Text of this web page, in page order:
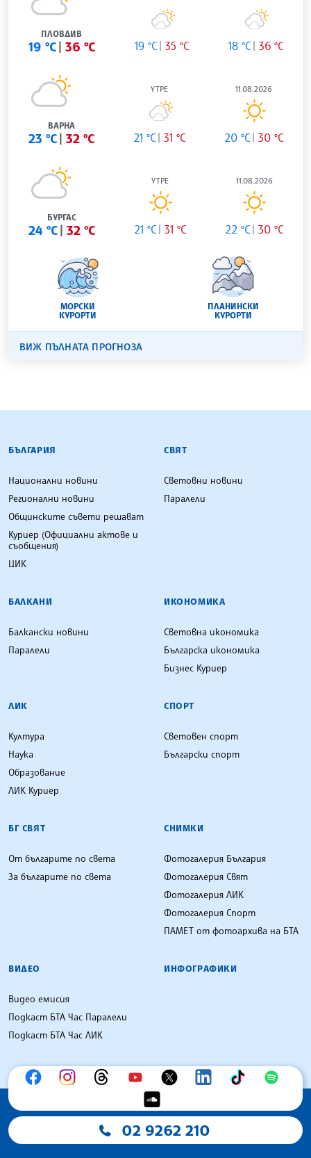
ПЛОВДИВ
19 °C 36 °C 19 °C 35 °C 18 °C 36 °C
ВАРНА
23 °C 32 °C
УТРЕ
21 °C 31 °C
11.08.2026
20 °C 30 °C
БУРГАС
24 °C 32 °C
УТРЕ
21 °C 31 °C
11.08.2026
22 °C 30 °C
МОРСКИ
КУРОРТИ
ПЛАНИНСКИ
КУРОРТИ
ВИЖ ПЪЛНАТА ПРОГНОЗА
БЪЛГАРСКА ТЕЛЕГРАФНА АГЕНЦИЯ
БЪЛГАРИЯ
Национални новини
Регионални новини
Общинските съвети решават
Куриер (Официални актове и
съобщения)
ЦИК
СВЯТ
Световни новини
Паралели
БАЛКАНИ
Балкански новини
Паралели
ИКОНОМИКА
Световна икономика
Българска икономика
Бизнес Куриер
ЛИК
Култура
Наука
Образование
ЛИК Куриер
СПОРТ
Световен спорт
Български спорт
БГ СВЯТ
От българите по света
За българите по света
СНИМКИ
Фотогалерия България
Фотогалерия Свят
Фотогалерия ЛИК
Фотогалерия Спорт
ПАМЕТ от фотоархива на БТА
ВИДЕО
Видео емисия
Подкаст БТА Час Паралели
Подкаст БТА Час ЛИК
ИНФОГРАФИКИ
02 9262 210